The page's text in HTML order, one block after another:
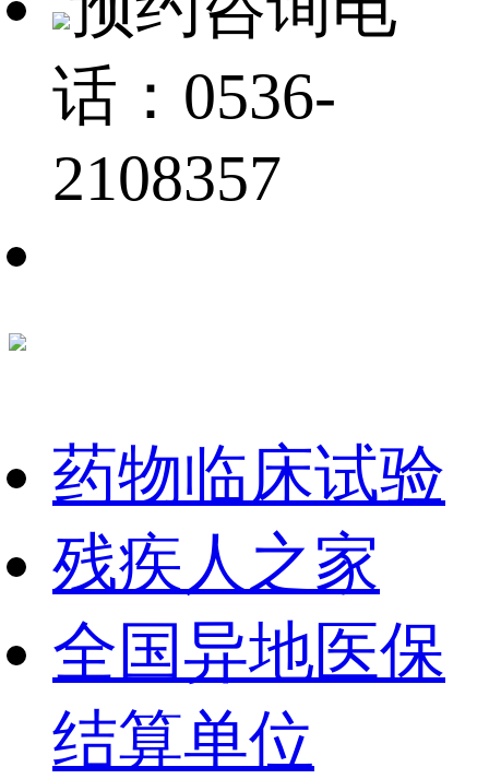
话：0536-
2108357
药物临床试验
残疾人之家
全国异地医保
结算单位